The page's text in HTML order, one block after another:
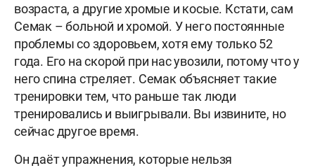
возраста, а другие хромые и косые. Кстати, сам
Семак – больной и хромой. У него постоянные
проблемы со здоровьем, хотя ему только 52
года. Его на скорой при нас увозили, потому что у
него спина стреляет. Семак объясняет такие
тренировки тем, что раньше так люди
тренировались и выигрывали. Вы извините, но
сейчас другое время.
Он даёт упражнения, которые нельзя